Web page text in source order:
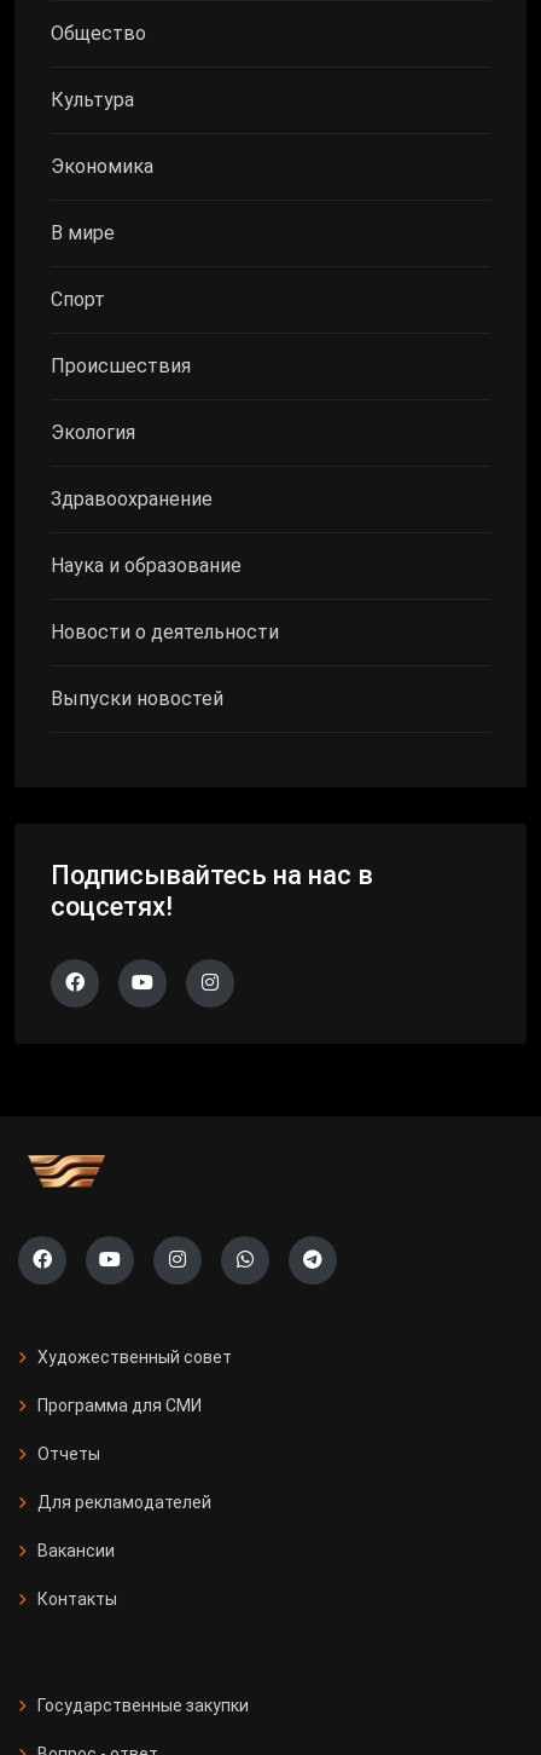
Общество
Культура
Экономика
В мире
Спорт
Происшествия
Экология
Здравоохранение
Наука и образование
Новости о деятельности
Выпуски новостей
Подписывайтесь на нас в
соцсетях!
Художественный совет
Программа для СМИ
Отчеты
Для рекламодателей
Вакансии
Контакты
Государственные закупки